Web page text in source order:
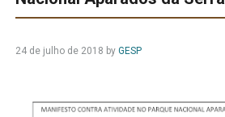
24 de julho de 2018 by GESP